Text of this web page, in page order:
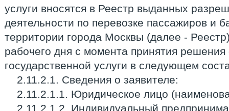
услуги вносятся в Реестр выданных
деятельности по перевозке пассажиров и
территории города Москвы (далее -
рабочего дня с момента принятия решения
государственной услуги в следующем
2.11.2.1. Сведения о заявителе:
2.11.2.1.1. Юридическое лицо
2.11.2.1.2. Индивидуальный